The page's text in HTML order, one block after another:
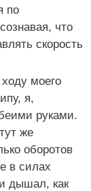
по
что
скорость
моего
я,
руками.
же
оборотов
в силах
дышал, как